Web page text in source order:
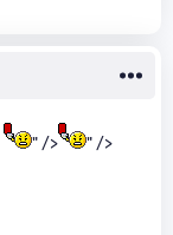
" /> " />